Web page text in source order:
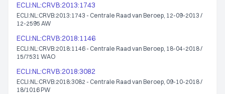
ECLI:NL:CRVB:2013:1743
ECLI:NL:CRVB:2013:1743 - Centrale Raad van Beroep, 12-09-2013 /
12-2595 AW
ECLI:NL:CRVB:2018:1146
ECLI:NL:CRVB:2018:1146 - Centrale Raad van Beroep, 18-04-2018 /
15/7531 WAO
ECLI:NL:CRVB:2018:3082
ECLI:NL:CRVB:2018:3082 - Centrale Raad van Beroep, 09-10-2018 /
18/1016 PW